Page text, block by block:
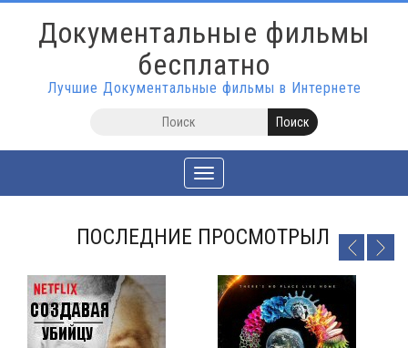
Документальные фильмы
бесплатно
Лучшие Документальные фильмы в Интернете
Toggle
navigation
ПОСЛЕДНИЕ ПРОСМОТРЫЛ